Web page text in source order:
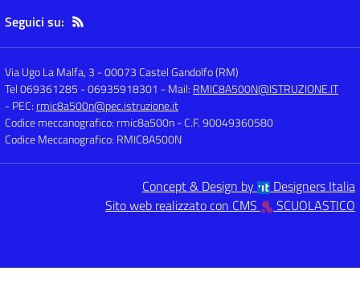
Seguici su:
Via Ugo La Malfa, 3 -00073 Castel Gandolfo (RM)
Tel 069361285 - 06935918301 - Mail: RMIC8A500N@ISTRUZIONE.IT
- PEC: rmic8a500n@pec.istruzione.it
Codice meccanografico: rmic8a500n- C.F. 90049360580
Codice Meccanografico: RMIC8A500N
Concept & Design by
Designers Italia
Sito web realizzato con CMS
SCUOLASTICO